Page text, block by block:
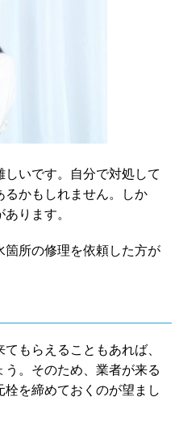
いです。自分で対処して
かもしれません。しか
ります。
所の修理を依頼した方が
もらえることもあれば、
。そのため、業者が来る
を締めておくのが望まし